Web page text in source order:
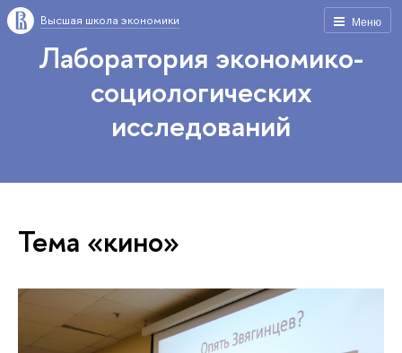
Меню
Высшая школа экономики
Лаборатория экономико-
социологических
исследований
Тема «кино»